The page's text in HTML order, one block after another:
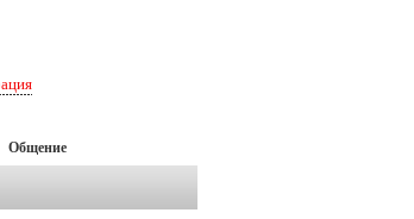
Общение